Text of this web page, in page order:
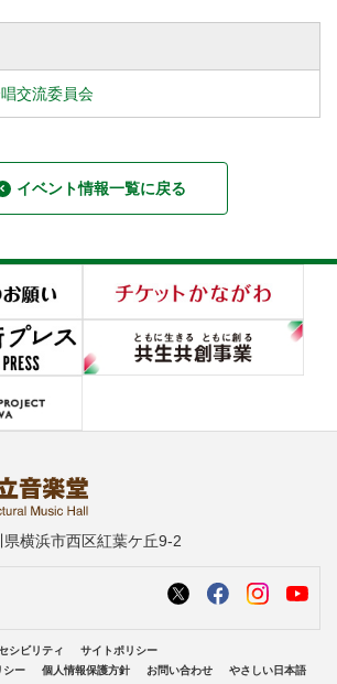
交流委員会
イベント情報一覧に戻る
横浜市西区紅葉ケ丘9-2
シビリティ
サイトポリシー
シー
個人情報保護方針 お問い合わせ やさしい日本語